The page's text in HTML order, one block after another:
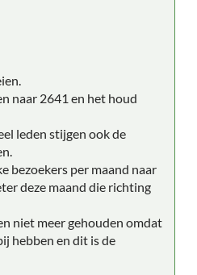
naar 2641 en het houd
leden stijgen ook de
bezoekers per maand naar
deze maand die richting
niet meer gehouden omdat
hebben en dit is de